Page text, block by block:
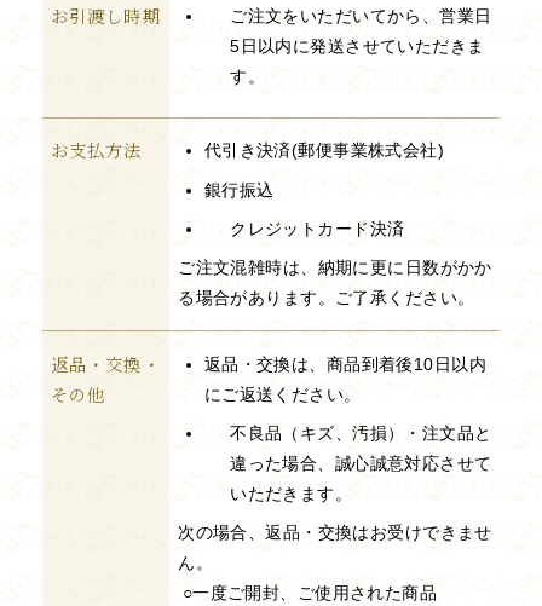
お引渡し時期
ご注文をいただいてから、営業日
5日以内に発送させていただきま
す。
お支払方法 代引き決済(郵便事業株式会社)
銀行振込
クレジットカード決済
ご注文混雑時は、納期に更に日数がかか
る場合があります。ご了承ください。
返品・交換・
その他
返品・交換は、商品到着後10日以内
にご返送ください。
不良品（キズ、汚損）・注文品と
違った場合、誠心誠意対応させて
いただきます。
次の場合、返品・交換はお受けできませ
ん。
○一度ご開封、ご使用された商品